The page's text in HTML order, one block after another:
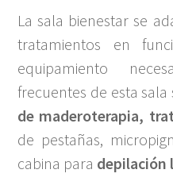
La sala bienestar se
tratamientos en
equipamiento
frecuentes de esta sala
de maderoterapia,
de pestañas,
cabina para depilación